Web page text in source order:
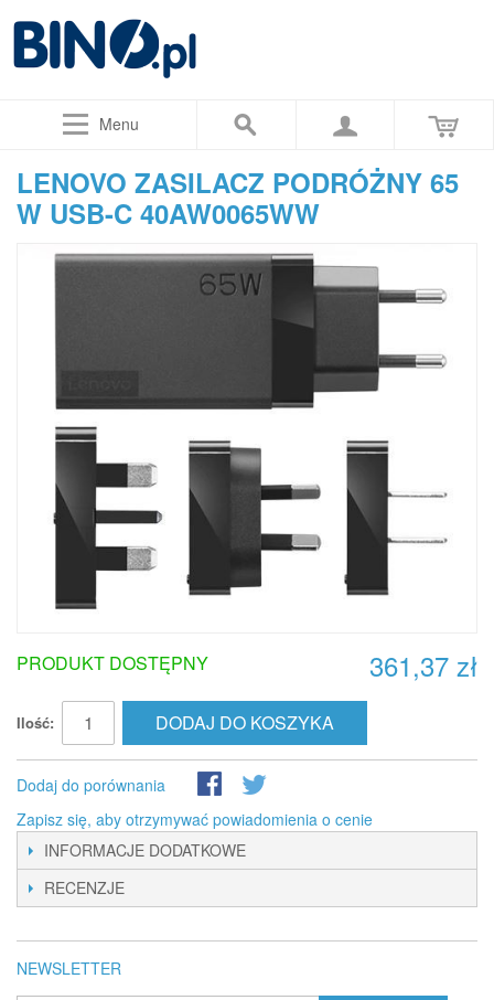
Menu
LENOVO ZASILACZ PODRÓŻNY 65
W USB-C 40AW0065WW
361,37 zł
PRODUKT DOSTĘPNY
Ilość: DODAJ DO KOSZYKA
Dodaj do porównania
Zapisz się, aby otrzymywać powiadomienia o cenie
INFORMACJE DODATKOWE
RECENZJE
NEWSLETTER